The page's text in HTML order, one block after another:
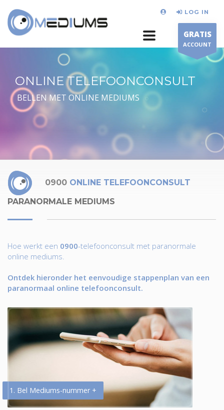
LOG IN
GRATIS
ACCOUNT
ONLINE TELEFOONCONSULT
BELLEN MET ONLINE MEDIUMS
0900 ONLINE TELEFOONCONSULT
PARANORMALE MEDIUMS
Hoe werkt een 0900-telefoonconsult met paranormale
online mediums.
Ontdek hieronder het eenvoudige stappenplan van een
paranormaal online telefoonconsult.
1. Bel Mediums-nummer +